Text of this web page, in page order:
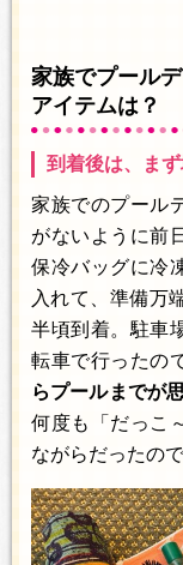
家族でプール
アイテムは？
到着後は、ま
家族でのプール
がないように前
保冷バッグに冷
入れて、準備万
半頃到着。駐車
転車で行ったの
らプールまでが
何度も「だっこ
ながらだったの